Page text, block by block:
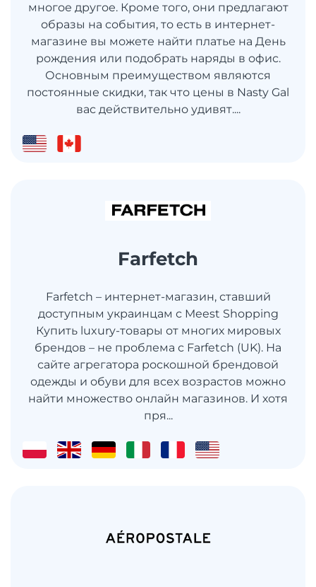
многое другое. Кроме того, они предлагают
образы на события, то есть в интернет-
магазине вы можете найти платье на День
рождения или подобрать наряды в офис.
Основным преимуществом являются
постоянные скидки, так что цены в Nasty Gal
вас действительно удивят....
Farfetch
Farfetch – интернет-магазин, ставший
доступным украинцам с Meest Shopping
Купить luxury-товары от многих мировых
брендов – не проблема с Farfetch (UK). На
сайте агрегатора роскошной брендовой
одежды и обуви для всех возрастов можно
найти множество онлайн магазинов. И хотя
пря...